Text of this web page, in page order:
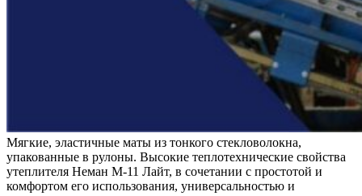
Мягкие, эластичные маты из тонкого стекловолокна,
упакованные в рулоны. Высокие теплотехнические свойства
утеплителя Неман М-11 Лайт, в сочетании с простотой и
комфортом его использования, универсальностью и